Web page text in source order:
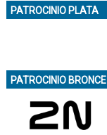
PATROCINIO PLATA
PATROCINIO BRONCE